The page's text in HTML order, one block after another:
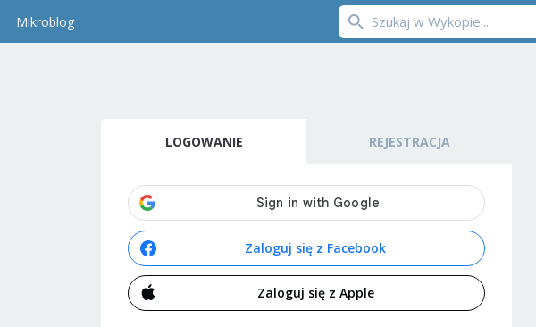
Mikroblog
LOGOWANIE REJESTRACJA
Zaloguj się z Facebook
Zaloguj się z Apple